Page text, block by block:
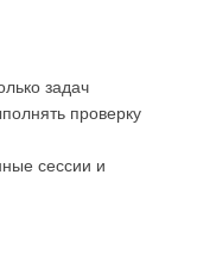
задач
проверку
сессии и